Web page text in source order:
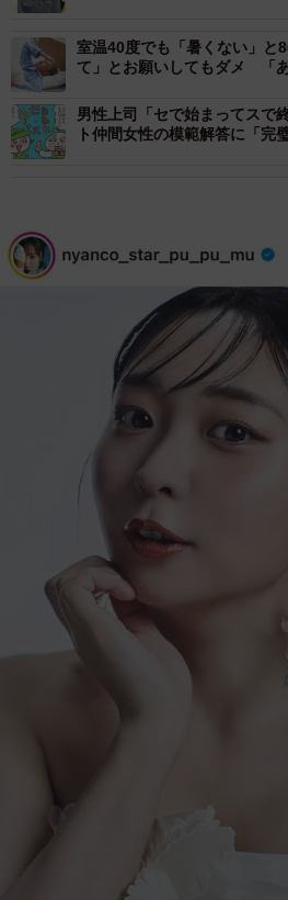
室温40度でも「暑くない」
て」とお願いしてもダメ 「
男性上司「セで始まってスで
ト仲間女性の模範解答に「完